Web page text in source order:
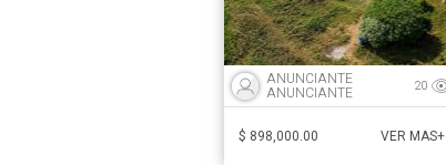
ANUNCIANTE
ANUNCIANTE 20
$ 898,000.00 VER MAS+